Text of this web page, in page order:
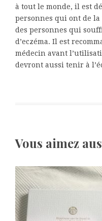
à tout le monde, il est
personnes qui ont de
des personnes qui
d’eczéma. Il est
médecin avant
devront aussi tenir à
Vous aimez